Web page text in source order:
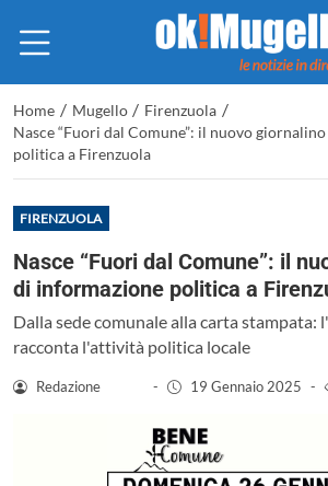
Home / Mugello / Firenzuola /
Nasce “Fuori dal Comune”: il nuovo
politica a Firenzuola
FIRENZUOLA
Nasce “Fuori dal Comune”: il
di informazione politica a
Dalla sede comunale alla carta stampata:
racconta l'attività politica locale
Redazione - 19 Gennaio 2025 -